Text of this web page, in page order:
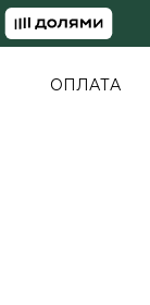
ОПЛАТА